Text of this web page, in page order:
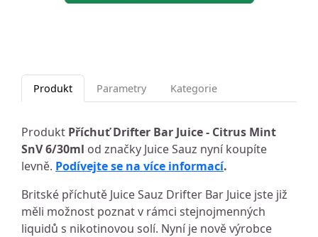
Produkt Parametry Kategorie
Produkt Příchuť Drifter Bar Juice - Citrus Mint
SnV 6/30ml od značky Juice Sauz nyní koupíte
levně. Podívejte se na více informací.
Britské příchutě Juice Sauz Drifter Bar Juice jste již
měli možnost poznat v rámci stejnojmenných
liquidů s nikotinovou solí. Nyní je nově výrobce